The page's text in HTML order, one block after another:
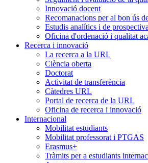
Innovació docent
Recomanacions per al bon ús
Estudis analítics i de
Oficina d'ordenació i qualitat
Recerca i innovació
La recerca a la URL
Ciència oberta
Doctorat
Activitat de transferència
Càtedres URL
Portal de recerca de la URL
Oficina de recerca i innovació
Internacional
Mobilitat estudiants
Mobilitat professorat i PTGAS
Erasmus+
Tràmits per a estudiants